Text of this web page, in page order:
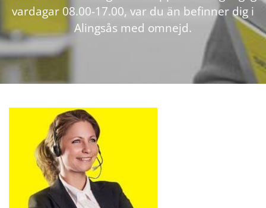
vardagar 08.00-17.00, var du än befinner dig i
Alingsås med omnejd.